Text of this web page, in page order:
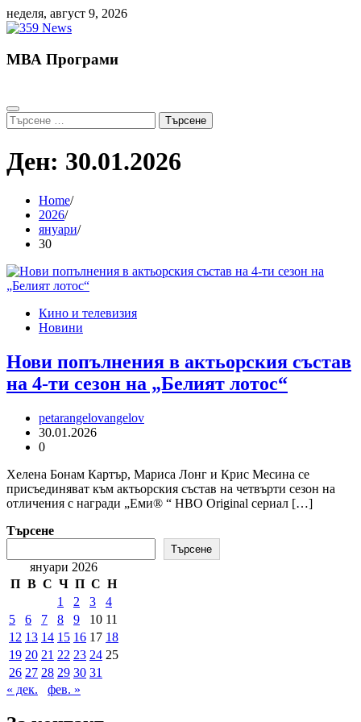
Skip
to
неделя, август 9, 2026
МВА Програми
Търсене
за:
Ден: 30.01.2026
Home
2026
януари
30
Кино и телевизия
Новини
Нови попълнения в актьорския състав
на 4-ти сезон на „Белият лотос“
petarangelovangelov
30.01.2026
0
Хелена Бонам Картър, Мариса Лонг и Крис Месина се
присъединяват към актьорския състав на четвърти сезон на
отличения с награди „Еми® “ HBO Original сериал […]
Търсене
Търсене
януари 2026
П В С Ч П С Н
1
2 3
4
5
6 7 8 9 10 11
12 13 14 15 16 17 18
19 20 21 22 23 24 25
26 27 28 29 30 31
« дек.
фев. »